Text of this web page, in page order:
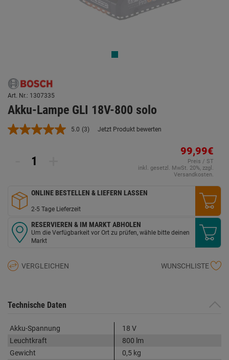
Art. Nr.: 1307335
Akku-Lampe GLI 18V-800 solo
5.0 3
(3) Jetzt Produkt bewerten
99,99€
Preis / ST
inkl. gesetzl. MwSt. 20%, zzgl.
Versandkosten.
ONLINE BESTELLEN & LIEFERN LASSEN
2-5 Tage Lieferzeit
RESERVIEREN & IM MARKT ABHOLEN
Um die Verfügbarkeit vor Ort zu prüfen, wähle bitte deinen
Markt
VERGLEICHEN WUNSCHLISTE
Technische Daten
Akku-Spannung
18 V
Leuchtkraft
800 lm
Gewicht
0,5 kg